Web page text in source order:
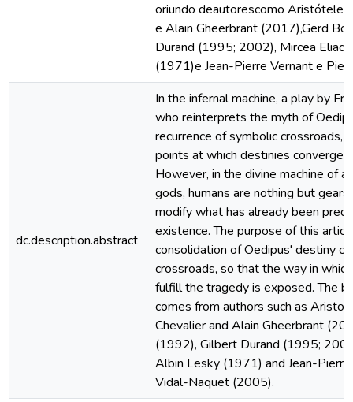
oriundo deautorescomo Aristóteles
e Alain Gheerbrant (2017),Gerd
Durand (1995; 2002), Mircea
(1971)e Jean-Pierre Vernant e
dc.description.abstract
In the infernal machine, a play by
who reinterprets the myth of
recurrence of symbolic crossroads,
points at which destinies converge
However, in the divine machine of
gods, humans are nothing but
modify what has already been
existence. The purpose of this
consolidation of Oedipus' destiny
crossroads, so that the way in
fulfill the tragedy is exposed. The
comes from authors such as
Chevalier and Alain Gheerbrant
(1992), Gilbert Durand (1995;
Albin Lesky (1971) and Jean-
Vidal-Naquet (2005).